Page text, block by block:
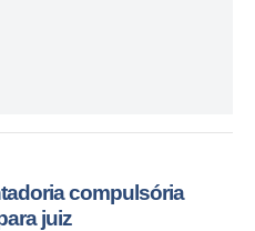
compulsória
juiz